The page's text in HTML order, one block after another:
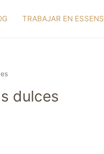
TRABAJAR EN ESSENS
dulces